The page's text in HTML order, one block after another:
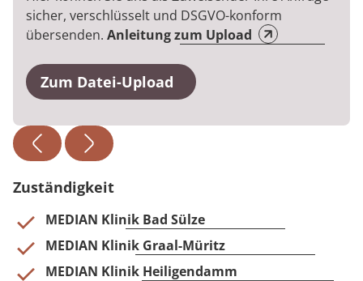
sicher, verschlüsselt und DSGVO-konform
übersenden. Anleitung zum Upload
Zum Datei-Upload
Zuständigkeit
MEDIAN Klinik Bad Sülze
MEDIAN Klinik Graal-Müritz
MEDIAN Klinik Heiligendamm